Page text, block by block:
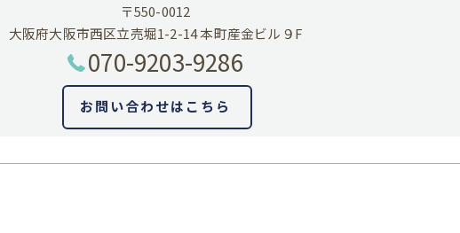
〒550-0012
大阪府大阪市西区立売堀1-2-14 本町産金ビル９F
070-9203-9286
お問い合わせはこちら